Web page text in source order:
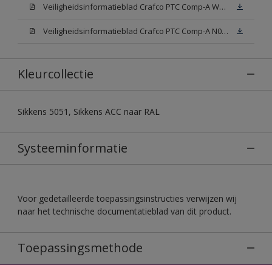
Veiligheidsinformatieblad Crafco PTC Comp-A W05 (MSDS)
Veiligheidsinformatieblad Crafco PTC Comp-A N00 (MSDS)
Kleurcollectie
Sikkens 5051, Sikkens ACC naar RAL
Systeeminformatie
Voor gedetailleerde toepassingsinstructies verwijzen wij
naar het technische documentatieblad van dit product.
Toepassingsmethode